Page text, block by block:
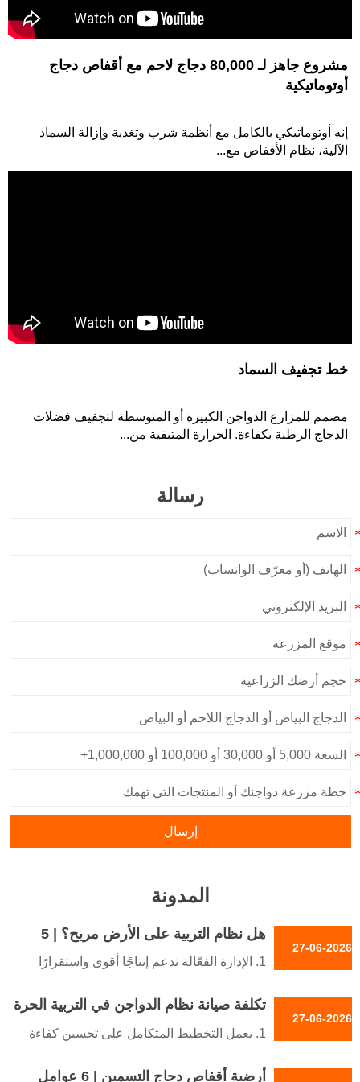
مشروع جاهز لـ 80,000 دجاج لاحم مع أقفاص دجاج
أوتوماتيكية
إنه أوتوماتيكي بالكامل مع أنظمة شرب وتغذية وإزالة السماد
الآلية، نظام الأقفاص مع...
خط تجفيف السماد
مصمم للمزارع الدواجن الكبيرة أو المتوسطة لتجفيف فضلات
الدجاج الرطبة بكفاءة. الحرارة المتبقية من...
رسالة
إرسال
المدونة
27-06-2026
هل نظام التربية على الأرض مربح؟ | 5
نصائح عملية للعائد على الاستثمار
1. الإدارة الفعّالة تدعم إنتاجًا أقوى واستقرارًا
2. توزيع الموارد المتوازن يحسن الاتساق
التشغيلي عبر الدورات
القطيع الصحية
27-06-2026
تكلفة صيانة نظام الدواجن في التربية الحرة
| 5 نصائح عملية1. يعمل التخطيط المتكامل على تحسين كفاءة
2. تقلل الصيانة المنظمة من النفقات غيرأرضية أقفاص دجاج التسمين | 6 عوامل